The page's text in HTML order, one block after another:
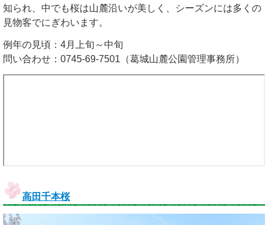
知られ、中でも桜は山麓沿いが美しく、シーズンには多くの
見物客でにぎわいます。
例年の見頃：4月上旬～中旬
問い合わせ：0745-69-7501（葛城山麓公園管理事務所）
高田千本桜